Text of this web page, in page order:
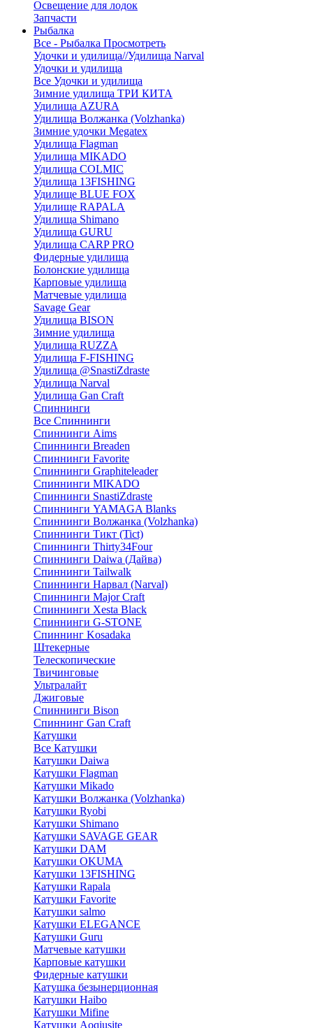
Освещение для лодок
Запчасти
Рыбалка
Все - Рыбалка Просмотреть
Удочки и удилища//Удилища Narval
Удочки и удилища
Все Удочки и удилища
Зимние удилища ТРИ КИТА
Удилища AZURA
Удилища Волжанка (Volzhanka)
Зимние удочки Megatex
Удилища Flagman
Удилища MIKADO
Удилища COLMIC
Удилища 13FISHING
Удилище BLUE FOX
Удилище RAPALA
Удилища Shimano
Удилища GURU
Удилища CARP PRO
Фидерные удилища
Болонские удилища
Карповые удилища
Матчевые удилища
Savage Gear
Удилища BISON
Зимние удилища
Удилища RUZZA
Удилища F-FISHING
Удилища @SnastiZdraste
Удилища Narval
Удилища Gan Craft
Спиннинги
Все Спиннинги
Спиннинги Aims
Спиннинги Breaden
Спиннинги Favorite
Спиннинги Graphiteleader
Спиннинги MIKADO
Спиннинги SnastiZdraste
Спиннинги YAMAGA Blanks
Спиннинги Волжанка (Volzhanka)
Спиннинги Тикт (Tict)
Спиннинги Thirty34Four
Спиннинги Daiwa (Дайва)
Спиннинги Tailwalk
Спиннинги Нарвал (Narval)
Спиннинги Major Craft
Спиннинги Xesta Black
Спиннинги G-STONE
Спиннинг Kosadaka
Штекерные
Телескопические
Твичинговые
Ультралайт
Джиговые
Спиннинги Bison
Спиннинг Gan Craft
Катушки
Все Катушки
Катушки Daiwa
Катушки Flagman
Катушки Mikado
Катушки Волжанка (Volzhanka)
Катушки Ryobi
Катушки Shimano
Катушки SAVAGE GEAR
Катушки DAM
Катушки OKUMA
Катушки 13FISHING
Катушки Rapala
Катушки Favorite
Катушки salmo
Катушки ELEGANCE
Катушки Guru
Матчевые катушки
Карповые катушки
Фидерные катушки
Катушка безынерционная
Катушки Haibo
Катушки Mifine
Катушки Aoqiusite